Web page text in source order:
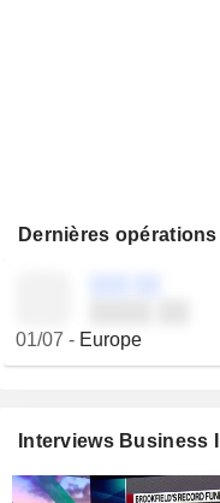
Dernières
01/07 - Europe
Interviews Business